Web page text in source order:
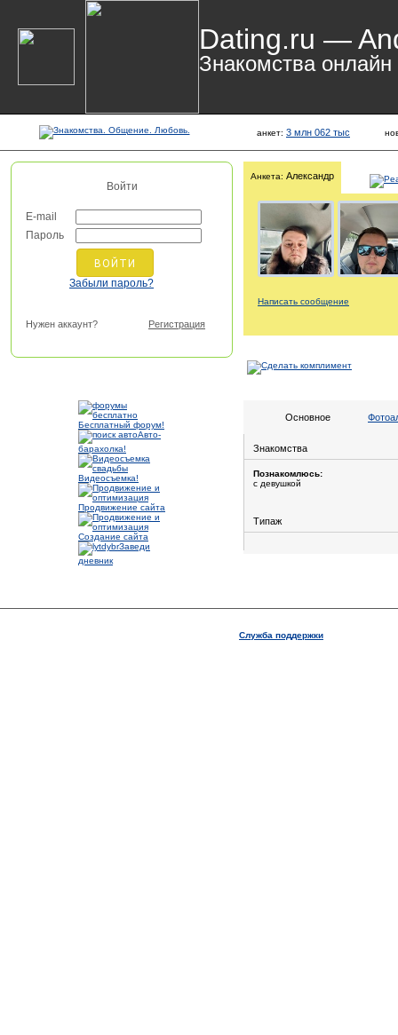
Dating.ru —
Знакомства онлайн
анкет: 3 млн 062 тыс
Войти
E-mail
Пароль
Забыли пароль?
Нужен аккаунт? Регистрация
Бесплатный форум!
Авто-
барахолка!
Видеосъемка!
Продвижение сайта
Создание сайта
Заведи
дневник
Анкета: Александр
Написать сообщение
Основное
Знакомства
Познакомлюсь:
с девушкой
Типаж
Служба поддержки